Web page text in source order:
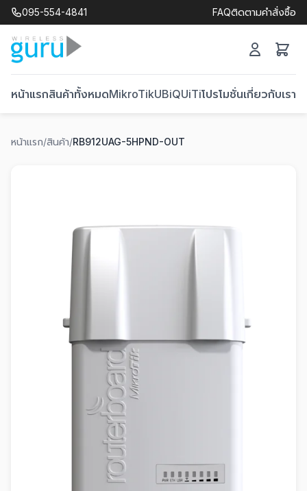
095-554-4841 FAQติดตามคำสั่งซื้อ
หน้าแรกสินค้าทั้งหมดMikroTikUBiQUiTiโปรโมชั่นเกี่ยวกับเรา
หน้าแรก/สินค้า/RB912UAG-5HPND-OUT